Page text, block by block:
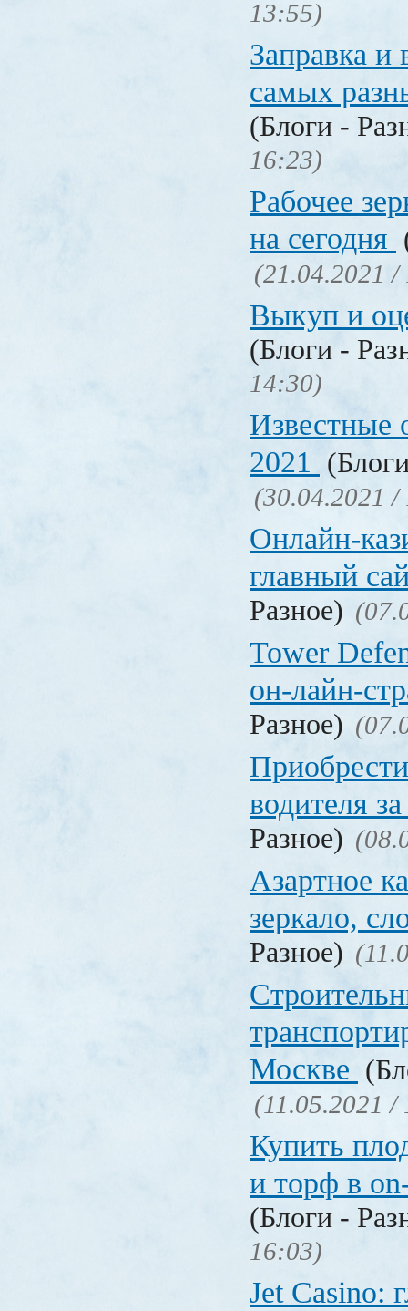
13:55)
Заправка и
самых
(Блоги -
16:23)
Рабочее
на сегодня
(21.04.2021 /
Выкуп и
(Блоги -
14:30)
Известные
2021
(30.04.2021 /
Онлайн-
главный
Разное)
Tower
он-лайн-
Разное)
водителя
Разное)
Азартное
зеркало,
Разное)
Москве
(11.05.2021 /
Купить
и торф в
(Блоги -
16:03)
Jet Сasino: